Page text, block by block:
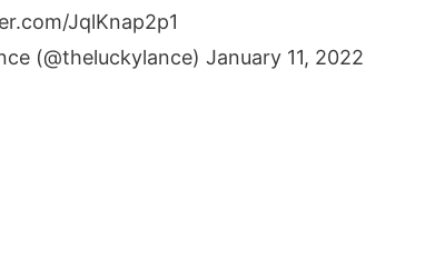
JqlKnap2p1
(@theluckylance) January 11, 2022